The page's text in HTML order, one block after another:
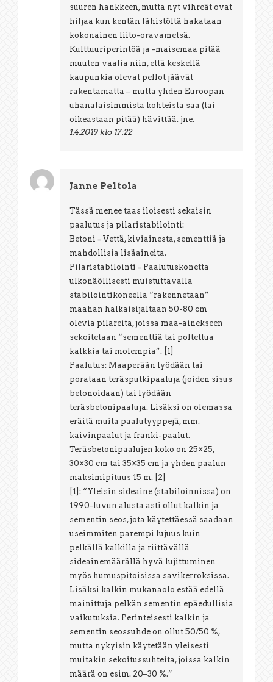
suuren hankkeen, mutta nyt vihreät ovat
hiljaa kun kentän lähistöltä hakataan
kokonainen liito-oravametsä.
Kulttuuriperintöä ja -maisemaa pitää
muuten vaalia niin, että keskellä
kaupunkia olevat pellot jäävät
rakentamatta – mutta yhden Euroopan
uhanalaisimmista kohteista saa (tai
oikeastaan pitää) hävittää. jne.
1.4.2019 klo 17:22
Janne Peltola
Tässä menee taas iloisesti sekaisin
paalutus ja pilaristabilointi:
Betoni = Vettä, kiviainesta, sementtiä ja
mahdollisia lisäaineita.
Pilaristabilointi = Paalutuskonetta
ulkonäöllisesti muistuttavalla
stabilointikoneella “rakennetaan”
maahan halkaisijaltaan 50-80 cm
olevia pilareita, joissa maa-ainekseen
sekoitetaan “sementtiä tai poltettua
kalkkia tai molempia”. [1]
Paalutus: Maaperään lyödään tai
porataan teräsputkipaaluja (joiden sisus
betonoidaan) tai lyödään
teräsbetonipaaluja. Lisäksi on olemassa
eräitä muita paalutyyppejä, mm.
kaivinpaalut ja franki-paalut.
Teräsbetonipaalujen koko on 25×25,
30×30 cm tai 35×35 cm ja yhden paalun
maksimipituus 15 m. [2]
[1]: “Yleisin sideaine (stabiloinnissa) on
1990-luvun alusta asti ollut kalkin ja
sementin seos, jota käytettäessä saadaan
useimmiten parempi lujuus kuin
pelkällä kalkilla ja riittävällä
sideainemäärällä hyvä lujittuminen
myös humuspitoisissa savikerroksissa.
Lisäksi kalkin mukanaolo estää edellä
mainittuja pelkän sementin epäedullisia
vaikutuksia. Perinteisesti kalkin ja
sementin seossuhde on ollut 50/50 %,
mutta nykyisin käytetään yleisesti
muitakin sekoitussuhteita, joissa kalkin
määrä on esim. 20–30 %.”